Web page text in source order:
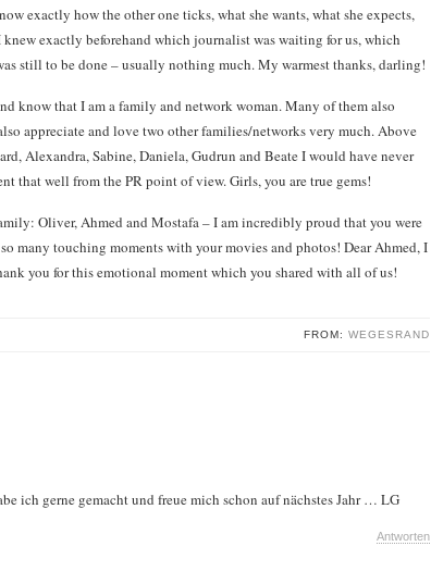
exactly how the other one ticks, what she wants, what she expects,
exactly beforehand which journalist was waiting for us, which
still to be done – usually nothing much. My warmest thanks, darling!
know that I am a family and network woman. Many of them also
appreciate and love two other families/networks very much. Above
Alexandra, Sabine, Daniela, Gudrun and Beate I would have never
that well from the PR point of view. Girls, you are true gems!
Oliver, Ahmed and Mostafa – I am incredibly proud that you were
many touching moments with your movies and photos! Dear Ahmed, I
you for this emotional moment which you shared with all of us!
FROM: WEGESRAND
ich gerne gemacht und freue mich schon auf nächstes Jahr … LG
Antworten